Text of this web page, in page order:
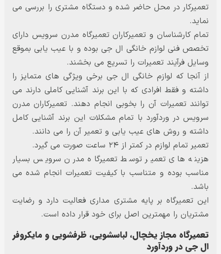
تعمیرکار در محل حاضر شده و دستگاه مشتری را بررسی می
نماید.
تمام کارشناسان و تعمیرکاران تعمیرگاه مدرن سرویس دارای
تخصص فنی لوازم خانگی ال جی بوده و با عیب یابی بموقع
وسایل فرآیند تعمیرات را تسریع می بخشند.
از آنجا که لوازم خانگی ال جی برخی ویژگی های متمایز را
داشته و فقط افرادی که با این برند آشنایی کاملی دارند می
توانند تعمیرات آن را بخوبی انجام دهند. تعمیرکاران مدرن
سرویس در وردآورد با تمام مشکلات این برند آشنایی کامل
داشته و روش های عیب یابی و تعمیر آن را می دانند.
تعمیر تمام لوازم در کمتر از ۲۴ ساعت صورت می گیرد.
هزینه های تعمیر توسط تعمیرگاه مدرن سرویس بسیار
مناسب بوده و متناسب با کیفیت تعمیرات انجام شده می
باشد.
این تعمیرگاه بر پایه مشتری مداری فعالیت دارد و رضایت
مشتریان را مهمترین اصل برای خود قرار داده است.
تعمیرگاه مجاز یخچال، لباسشویی، ظرفشویی و مایکروفر
ال جی در وردآورد